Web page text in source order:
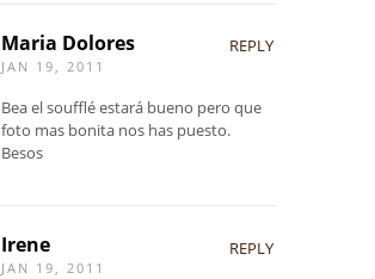
Maria Dolores
JAN 19, 2011
REPLY
Bea el soufflé estará bueno pero que
foto mas bonita nos has puesto.
Besos
Irene
JAN 19, 2011
REPLY